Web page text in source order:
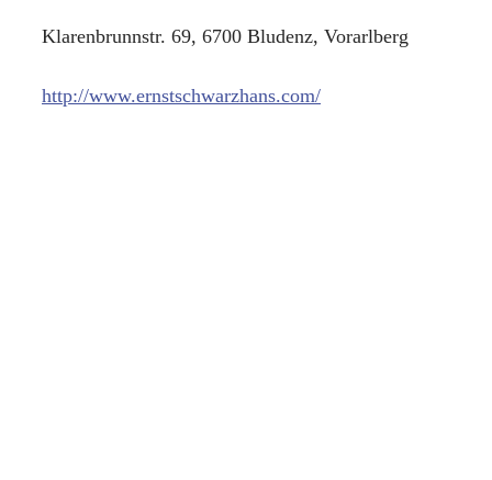
Klarenbrunnstr. 69, 6700 Bludenz, Vorarlberg
http://www.ernstschwarzhans.com/